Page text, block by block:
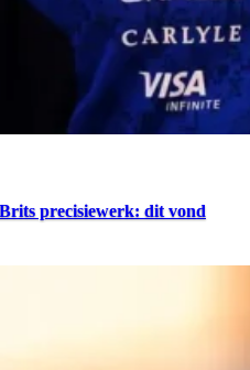
precisiewerk: dit vond